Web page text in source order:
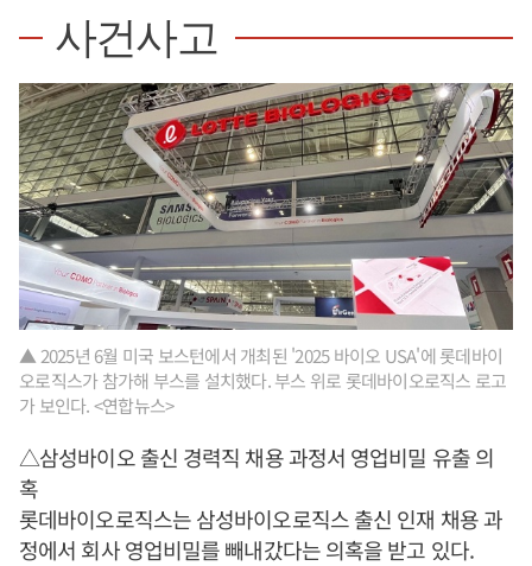
사건사고
▲ 2025년 6월 미국 보스턴에서 개최된 '2025 바이오 USA'에 롯데바이
오로직스가 참가해 부스를 설치했다. 부스 위로 롯데바이오로직스 로고
가 보인다. <연합뉴스>
△삼성바이오 출신 경력직 채용 과정서 영업비밀 유출 의
혹
롯데바이오로직스는 삼성바이오로직스 출신 인재 채용 과
정에서 회사 영업비밀를 빼내갔다는 의혹을 받고 있다.